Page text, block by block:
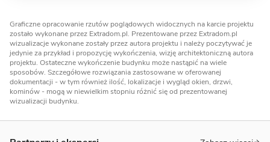
Graficzne opracowanie rzutów poglądowych widocznych na karcie projektu
zostało wykonane przez Extradom.pl. Prezentowane przez Extradom.pl
wizualizacje wykonane zostały przez autora projektu i należy poczytywać je
jedynie za przykład i propozycję wykończenia, wizję architektoniczną autora
projektu. Ostateczne wykończenie budynku może nastąpić na wiele
sposobów. Szczegółowe rozwiązania zastosowane w oferowanej
dokumentacji - w tym również ilość, lokalizacje i wygląd okien, drzwi,
kominów - mogą w niewielkim stopniu różnić się od prezentowanej
wizualizacji budynku.